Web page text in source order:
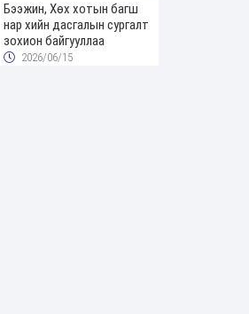
Бээжин, Хөх хотын багш
нар хийн дасгалын сургалт
зохион байгууллаа
2026/06/15